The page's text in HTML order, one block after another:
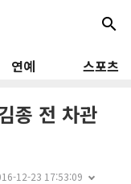
search
연예 스포츠
종 전 차관
12-23 17:53:09